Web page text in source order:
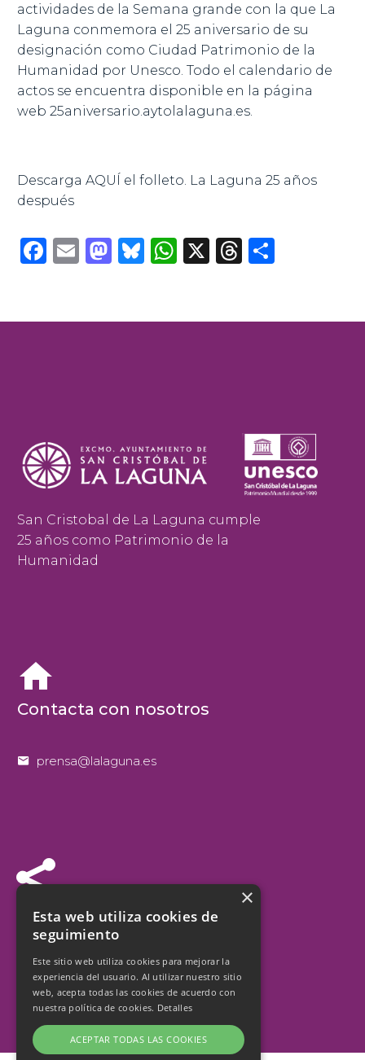
actividades de la Semana grande con la que La
Laguna conmemora el 25 aniversario de su
designación como Ciudad Patrimonio de la
Humanidad por Unesco. Todo el calendario de
actos se encuentra disponible en la página
web 25aniversario.aytolalaguna.es
Descarga AQUÍ el folleto. La Laguna 25 años
después
Facebook
EmailMastodon
Bluesky
WhatsApp
X Threads
San Cristobal de La Laguna cumple
25 años como Patrimonio de la
Humanidad


Contacta con nosotros

 prensa@lalaguna.es


Síguenos
Esta web utiliza cookies de
seguimiento
Este sitio web utiliza cookies para mejorar la
experiencia del usuario. Al utilizar nuestro sitio
web, acepta todas las cookies de acuerdo con
nuestra política de cookies. Detalles
ACEPTAR TODAS LAS COOKIES
×